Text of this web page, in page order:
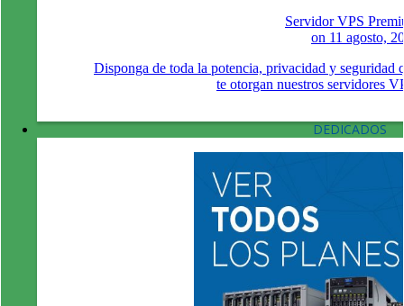
Servidor VPS
on 11 agosto,
Disponga de toda la potencia, privacidad y seguridad
te otorgan nuestros servidores
DEDICADOS